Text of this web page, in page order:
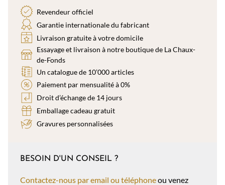
Revendeur officiel
Garantie internationale du fabricant
Livraison gratuite à votre domicile
Essayage et livraison à notre boutique de La Chaux-
de-Fonds
Un catalogue de 10’000 articles
Paiement par mensualité à 0%
Droit d’échange de 14 jours
Emballage cadeau gratuit
Gravures personnalisées
BESOIN D'UN CONSEIL ?
Contactez-nous par email ou téléphoneou venez